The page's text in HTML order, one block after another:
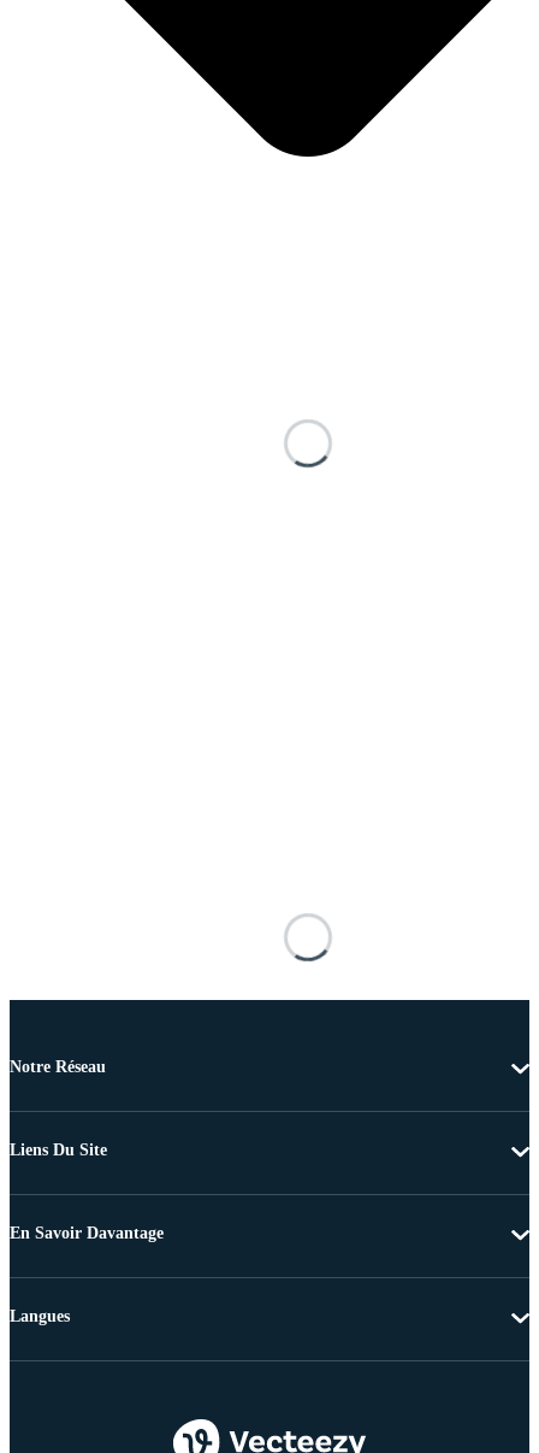
Notre Réseau
Liens Du Site
En Savoir Davantage
Langues